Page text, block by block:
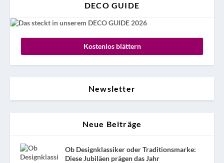
DECO GUIDE
Kostenlos blättern
Newsletter
Neue Beiträge
Ob Designklassiker oder Traditionsmarke:
Diese Jubiläen prägen das Jahr